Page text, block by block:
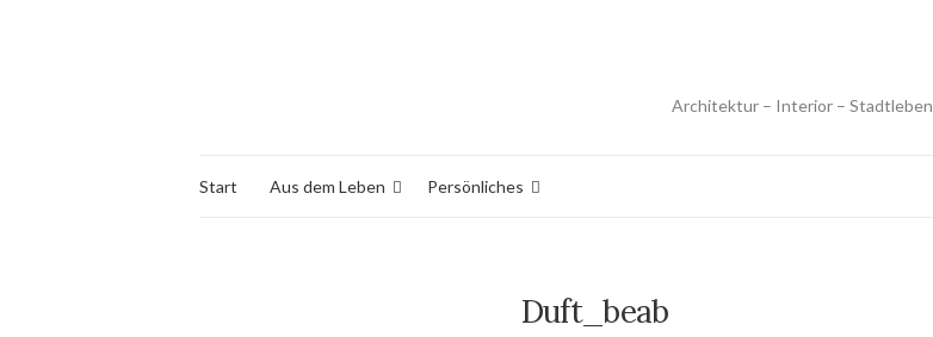
Architektur – Interior – Stadtleben
Start Aus dem Leben Persönliches
Duft_beab